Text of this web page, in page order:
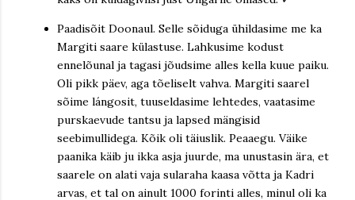
Paadisõit Doonaul. Selle sõiduga ühildasime me ka
Margiti saare külastuse. Lahkusime kodust
ennelõunal ja tagasi jõudsime alles kella kuue paiku.
Oli pikk päev, aga tõeliselt vahva. Margiti saarel
sõime lángosit, tuuseldasime lehtedes, vaatasime
purskaevude tantsu ja lapsed mängisid
seebimullidega. Kõik oli täiuslik. Peaaegu. Väike
paanika käib ju ikka asja juurde, ma unustasin ära, et
saarele on alati vaja sularaha kaasa võtta ja Kadri
arvas, et tal on ainult 1000 forinti alles, minul oli ka